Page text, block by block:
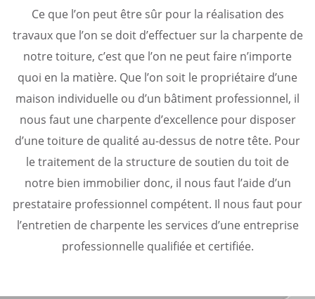
Ce que l’on peut être sûr pour la réalisation des
travaux que l’on se doit d’effectuer sur la charpente de
notre toiture, c’est que l’on ne peut faire n’importe
quoi en la matière. Que l’on soit le propriétaire d’une
maison individuelle ou d’un bâtiment professionnel, il
nous faut une charpente d’excellence pour disposer
d’une toiture de qualité au-dessus de notre tête. Pour
le traitement de la structure de soutien du toit de
notre bien immobilier donc, il nous faut l’aide d’un
prestataire professionnel compétent. Il nous faut pour
l’entretien de charpente les services d’une entreprise
professionnelle qualifiée et certifiée.